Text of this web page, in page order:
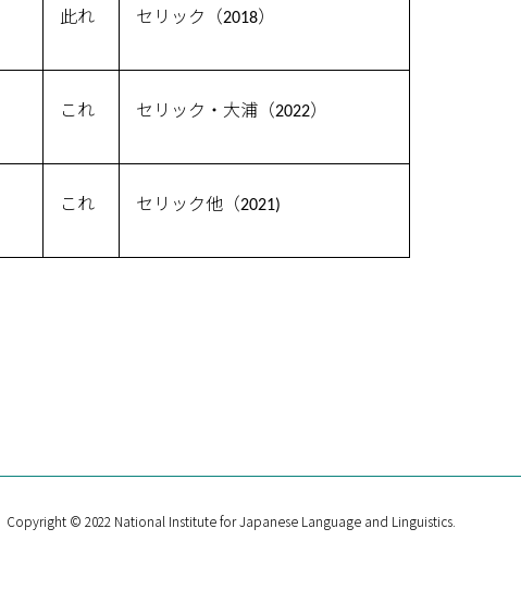
此れ セリック（2018）
これ セリック・大浦（2022）
これ セリック他（2021)
Copyright © 2022 National Institute for Japanese Language and Linguistics.